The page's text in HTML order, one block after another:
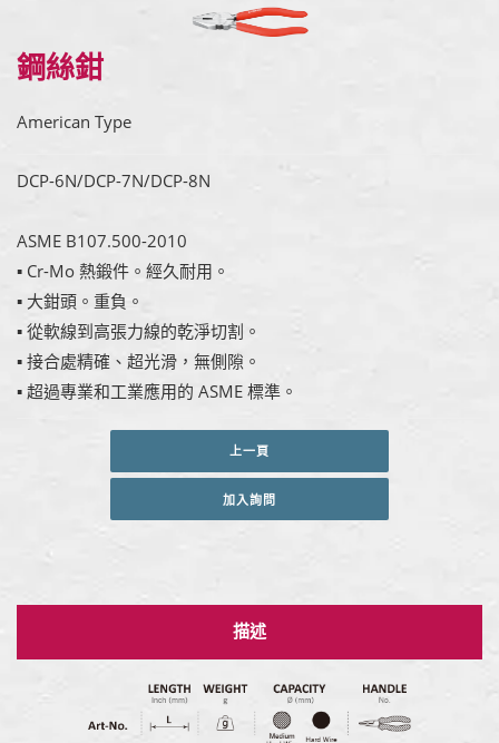
鋼絲鉗
American Type
DCP-6N/DCP-7N/DCP-8N
ASME B107.500-2010
▪ Cr-Mo 熱鍛件。經久耐用。
▪ 大鉗頭。重負。
▪ 從軟線到高張力線的乾淨切割。
▪ 接合處精確、超光滑，無側隙。
▪ 超過專業和工業應用的 ASME 標準。
上一頁
加入詢問
描述